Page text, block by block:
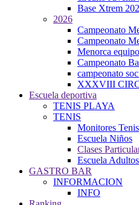
Base Xtrem
2026
Campeonato
Campeonato
Menorca
Campeonato
campeonato
XXXVIII
Escuela deportiva
TENIS PLAYA
TENIS
Monitores Tenis
Escuela Niños
Clases
Escuela Adultos
GASTRO BAR
INFORMACION
INFO